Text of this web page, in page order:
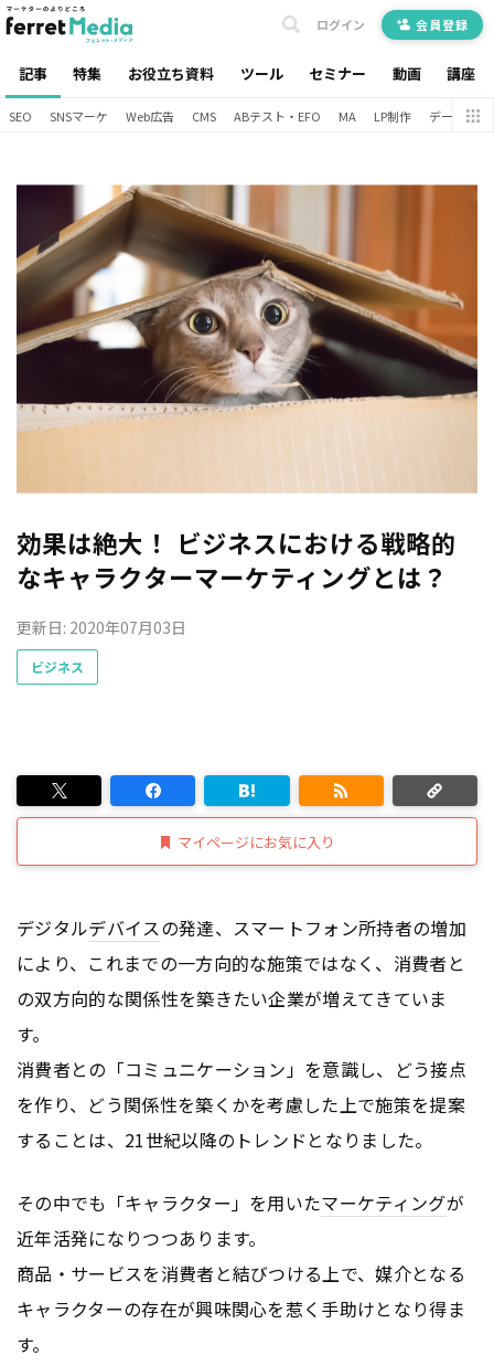
記事 特集 お役立ち資料 ツール セミナー 動画 講座
ログイン 会員登録
SEO SNSマーケ Web広告 CMS ABテスト・EFO MA LP制作 データ分析
効果は絶大！ ビジネスにおける戦略的
なキャラクターマーケティングとは？
更新日: 2020年07月03日
ビジネス
マイページにお気に入り
デジタルデバイスの発達、スマートフォン所持者の増加
により、これまでの一方向的な施策ではなく、消費者と
の双方向的な関係性を築きたい企業が増えてきていま
す。
消費者との「コミュニケーション」を意識し、どう接点
を作り、どう関係性を築くかを考慮した上で施策を提案
することは、21世紀以降のトレンドとなりました。
その中でも「キャラクター」を用いたマーケティングが
近年活発になりつつあります。
商品・サービスを消費者と結びつける上で、媒介となる
キャラクターの存在が興味関心を惹く手助けとなり得ま
す。